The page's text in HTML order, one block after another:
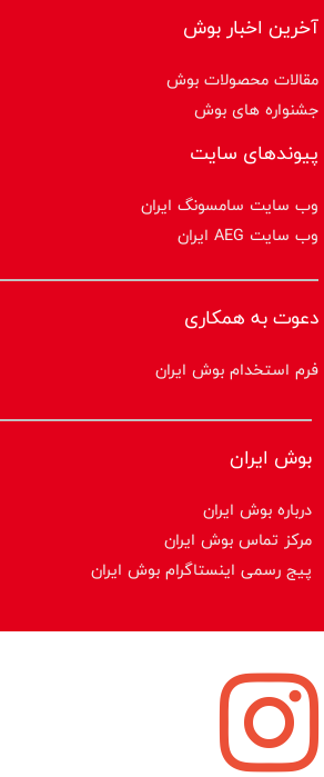
آخرین اخبار بوش
مقالات محصولات بوش
جشنواره های بوش
پیوندهای سایت
وب سایت سامسونگ ایران
وب سایت AEG ایران
دعوت به همکاری
فرم استخدام بوش ایران
بوش ایران
درباره بوش ایران
مرکز تماس بوش ایران
پیج رسمی اینستاگرام بوش ایران